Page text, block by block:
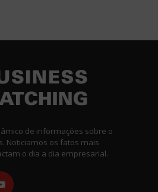
de informações sobre o
Noticiamos os fatos mais
o dia a dia empresarial.